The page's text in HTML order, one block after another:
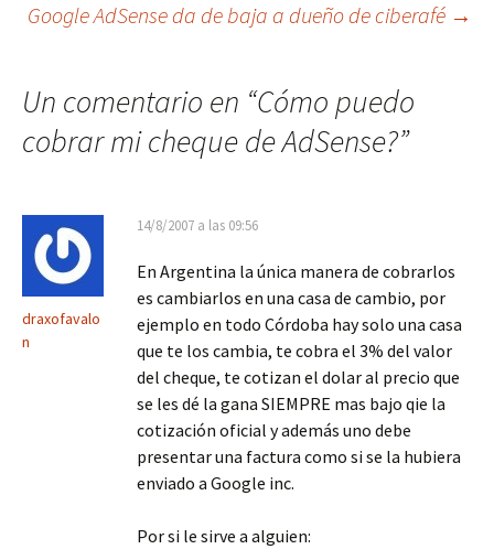
de
entradas
Google AdSense da de baja a dueño de ciberafé →
Un comentario en “Cómo puedo
cobrar mi cheque de AdSense?”
draxofavalo
n
14/8/2007 a las 09:56
En Argentina la única manera de cobrarlos
es cambiarlos en una casa de cambio, por
ejemplo en todo Córdoba hay solo una casa
que te los cambia, te cobra el 3% del valor
del cheque, te cotizan el dolar al precio que
se les dé la gana SIEMPRE mas bajo qie la
cotización oficial y además uno debe
presentar una factura como si se la hubiera
enviado a Google inc.
Por si le sirve a alguien: